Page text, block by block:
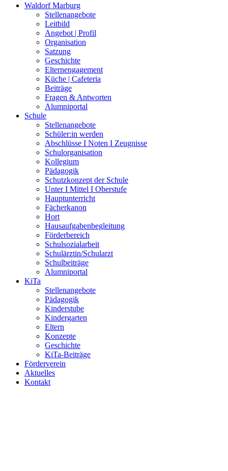
Waldorf Marburg
Stellenangebote
Leitbild
Angebot | Profil
Organisation
Satzung
Geschichte
Elternengagement
Küche | Cafeteria
Beiträge
Fragen & Antworten
Alumniportal
Schule
Stellenangebote
Schüler:in werden
Abschlüsse I Noten I Zeugnisse
Schulorganisation
Kollegium
Pädagogik
Schutzkonzept der Schule
Unter I Mittel I Oberstufe
Hauptunterricht
Fächerkanon
Hort
Hausaufgabenbegleitung
Förderbereich
Schulsozialarbeit
Schulärztin/Schularzt
Schulbeiträge
Alumniportal
KiTa
Stellenangebote
Pädagogik
Kinderstube
Kindergarten
Eltern
Konzepte
Geschichte
KiTa-Beiträge
Förderverein
Aktuelles
Kontakt